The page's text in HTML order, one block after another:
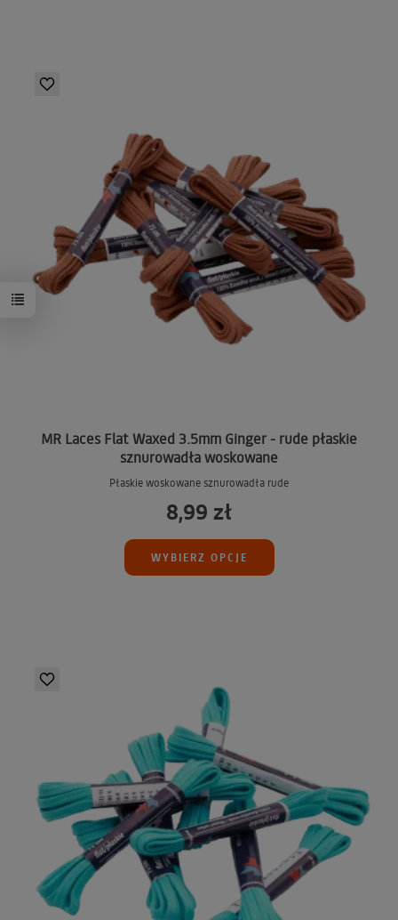
MR Laces Flat Waxed 3.5mm Ginger - rude płaskie
sznurowadła woskowane
Płaskie woskowane sznurowadła rude
8,99 zł
WYBIERZ OPCJE